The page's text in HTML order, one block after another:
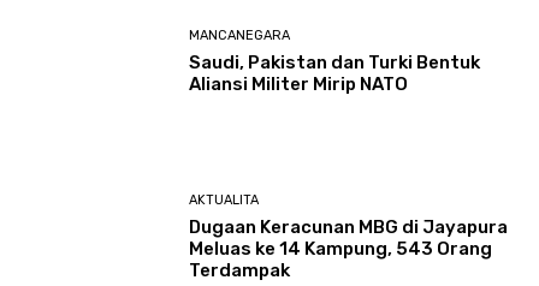
MANCANEGARA
Saudi, Pakistan dan Turki Bentuk
Aliansi Militer Mirip NATO
AKTUALITA
Dugaan Keracunan MBG di Jayapura
Meluas ke 14 Kampung, 543 Orang
Terdampak